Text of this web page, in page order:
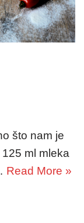
što nam je
ml mleka
Read More »